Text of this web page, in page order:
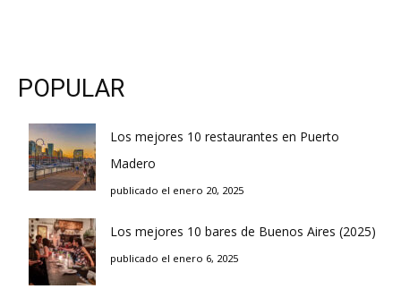
POPULAR
Los mejores 10 restaurantes en Puerto
Madero
publicado el enero 20, 2025
Los mejores 10 bares de Buenos Aires (2025)
publicado el enero 6, 2025